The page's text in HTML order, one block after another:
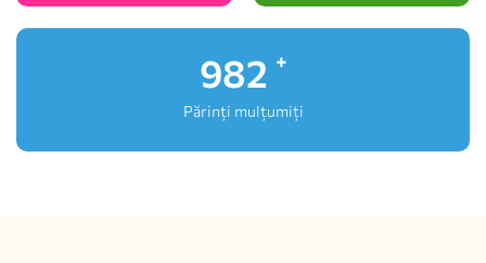
1,000
Părinți mulțumiți